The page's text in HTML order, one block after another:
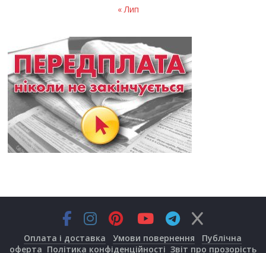
« Лип
Оплата і доставка Умови повернення
Публічна
оферта Політика конфіденційності Звіт про прозорість